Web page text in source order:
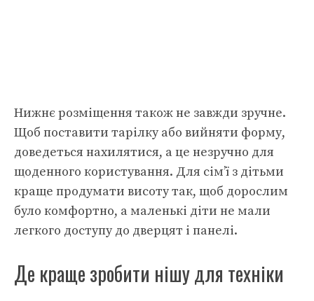
Нижнє розміщення також не завжди зручне.
Щоб поставити тарілку або вийняти форму,
доведеться нахилятися, а це незручно для
щоденного користування. Для сім’ї з дітьми
краще продумати висоту так, щоб дорослим
було комфортно, а маленькі діти не мали
легкого доступу до дверцят і панелі.
Де краще зробити нішу для техніки